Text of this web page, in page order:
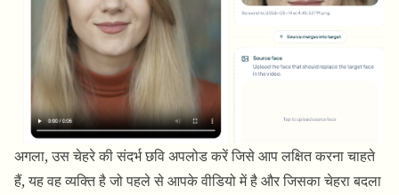
अगला, उस चेहरे की संदर्भ छवि अपलोड करें जिसे आप लक्षित करना चाहते
हैं, यह वह व्यक्ति है जो पहले से आपके वीडियो में है और जिसका चेहरा बदला